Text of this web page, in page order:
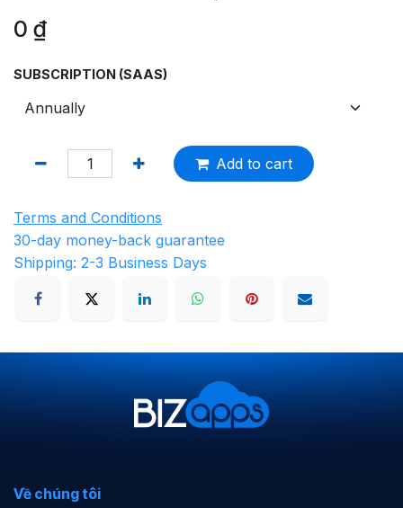
0 ₫
SUBSCRIPTION (SAAS)
Add to cart
Terms and Conditions
30-day money-back guarantee
Shipping: 2-3 Business Days
Về chúng tôi